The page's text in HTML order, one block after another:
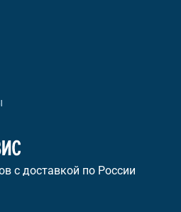
с доставкой по России